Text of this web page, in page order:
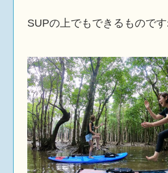
SUPの上でもできるもので